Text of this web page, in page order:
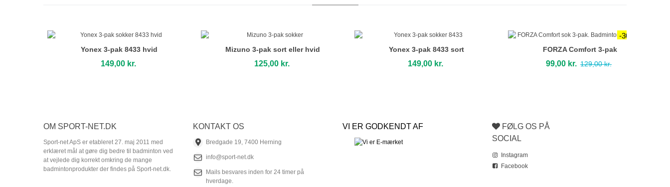
Yonex 3-pak 8433 hvid
149,00 kr.
Mizuno 3-pak sort eller hvid
125,00 kr.
Yonex 3-pak 8433 sort
149,00 kr.
-30,00 kr.
FORZA Comfort 3-pak
99,00 kr. 129,00 kr.
OM SPORT-NET.DK
Sport-net ApS er etableret 27. maj 2011 med
erklæret mål at gøre dig bedre til badminton ved
at vejlede dig korrekt omkring de mange
badmintonprodukter der findes på Sport-net.dk.
KONTAKT OS
Bredgade 19, 7400 Herning
info@sport-net.dk
Mails besvares inden for 24 timer på
hverdage.
VI ER GODKENDT AF
FØLG OS PÅ
SOCIAL
Instagram
Facebook